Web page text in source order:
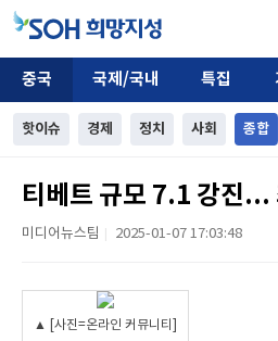
중국 국제/국내 특집
핫이슈 경제 정치 사회 종합
티베트 규모 7.1 강진...
미디어뉴스팀 2025-01-07 17:03:48
▲ [사진=온라인 커뮤니티]